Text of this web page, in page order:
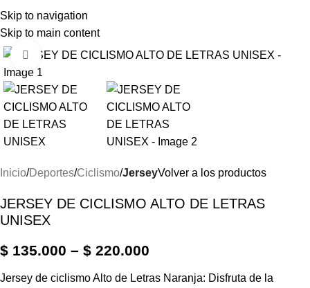
Skip to navigation
Skip to main content
Menú
Haga Click para agrandar
Inicio Deportes Ciclismo JerseyVolver a los productos
JERSEY DE CICLISMO ALTO DE LETRAS
UNISEX
$ 135.000 – $ 220.000
Jersey de ciclismo Alto de Letras Naranja: Disfruta de la